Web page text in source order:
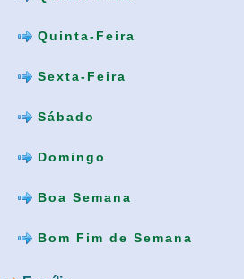
Quinta-Feira
Sexta-Feira
Sábado
Domingo
Boa Semana
Bom Fim de Semana